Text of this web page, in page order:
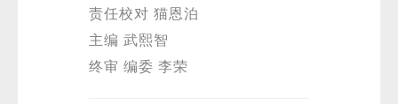
责任校对 猫恩泊
主编 武熙智
终审 编委 李荣